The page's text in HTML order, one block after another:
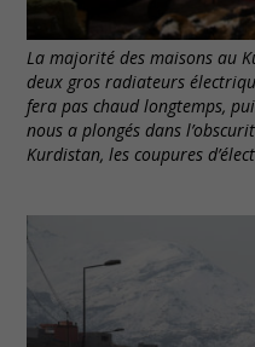
La majorité des maisons au
deux gros radiateurs
fera pas chaud longtemps,
nous a plongés dans
Kurdistan, les coupures